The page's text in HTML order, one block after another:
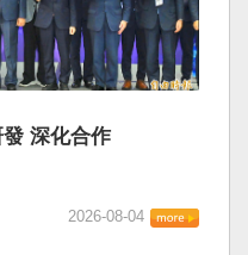
深化合作
2026-08-04